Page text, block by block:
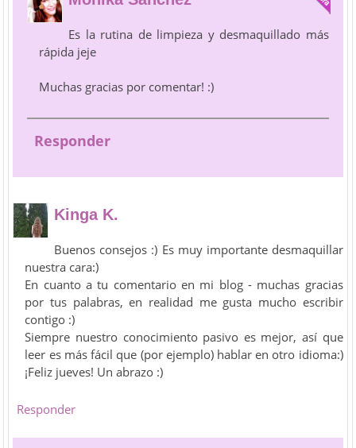
Es la rutina de limpieza y desmaquillado más
rápida jeje
Muchas gracias por comentar! :)
Responder
Kinga K.
Buenos consejos :) Es muy importante desmaquillar
nuestra cara:)
En cuanto a tu comentario en mi blog - muchas gracias
por tus palabras, en realidad me gusta mucho escribir
contigo :)
Siempre nuestro conocimiento pasivo es mejor, así que
leer es más fácil que (por ejemplo) hablar en otro idioma:)
¡Feliz jueves! Un abrazo :)
Responder